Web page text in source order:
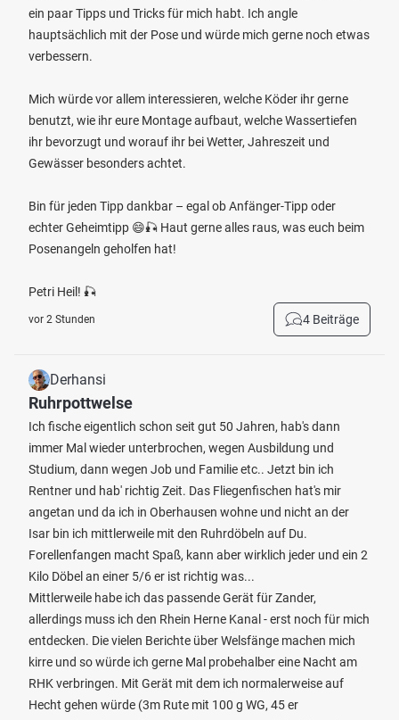
ein paar Tipps und Tricks für mich habt. Ich angle
hauptsächlich mit der Pose und würde mich gerne noch etwas
verbessern.
Mich würde vor allem interessieren, welche Köder ihr gerne
benutzt, wie ihr eure Montage aufbaut, welche Wassertiefen
ihr bevorzugt und worauf ihr bei Wetter, Jahreszeit und
Gewässer besonders achtet.
Bin für jeden Tipp dankbar – egal ob Anfänger-Tipp oder
echter Geheimtipp 😄🎣 Haut gerne alles raus, was euch beim
Posenangeln geholfen hat!
Petri Heil! 🎣
vor 2 Stunden 4 Beiträge
Derhansi
Ruhrpottwelse
Ich fische eigentlich schon seit gut 50 Jahren, hab's dann
immer Mal wieder unterbrochen, wegen Ausbildung und
Studium, dann wegen Job und Familie etc.. Jetzt bin ich
Rentner und hab' richtig Zeit. Das Fliegenfischen hat's mir
angetan und da ich in Oberhausen wohne und nicht an der
Isar bin ich mittlerweile mit den Ruhrdöbeln auf Du.
Forellenfangen macht Spaß, kann aber wirklich jeder und ein 2
Kilo Döbel an einer 5/6 er ist richtig was...
Mittlerweile habe ich das passende Gerät für Zander,
allerdings muss ich den Rhein Herne Kanal - erst noch für mich
entdecken. Die vielen Berichte über Welsfänge machen mich
kirre und so würde ich gerne Mal probehalber eine Nacht am
RHK verbringen. Mit Gerät mit dem ich normalerweise auf
Hecht gehen würde (3m Rute mit 100 g WG, 45 er